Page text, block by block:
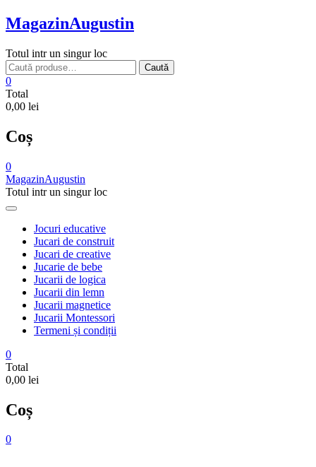
Skip
to
MagazinAugustin
Totul intr un singur loc
Caută
după:
Caută
0
Total
0,00 lei
Coș
0
MagazinAugustin
Totul intr un singur loc
Jocuri educative
Jucari de construit
Jucari de creative
Jucarie de bebe
Jucarii de logica
Jucarii din lemn
Jucarii magnetice
Jucarii Montessori
Termeni și condiții
0
Total
0,00 lei
Coș
0